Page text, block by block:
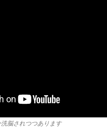
脳されつつあります